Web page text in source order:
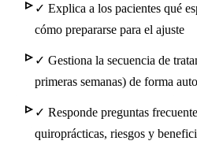
✓ Explica a los pacientes qué
cómo prepararse para el ajuste
✓ Gestiona la secuencia de
primeras semanas) de forma
✓ Responde preguntas
quiroprácticas, riesgos y